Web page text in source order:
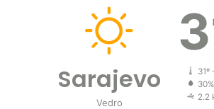
Sarajevo
Vedro
31º
30%
2.2